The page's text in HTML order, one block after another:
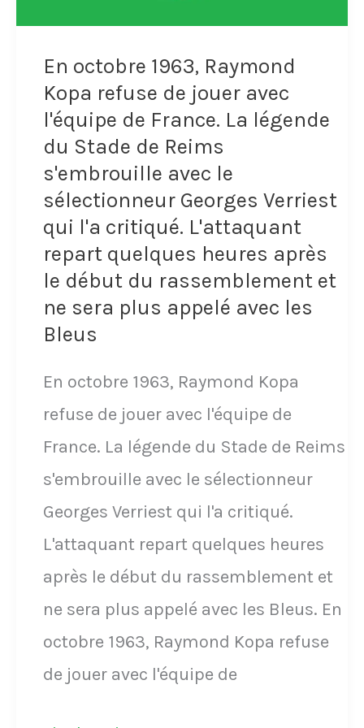
une
blague
aux
joueurs
de
l'équipe
de
France
En octobre 1963, Raymond
Kopa refuse de jouer avec
l'équipe de France. La légende
du Stade de Reims
s'embrouille avec le
sélectionneur Georges Verriest
qui l'a critiqué. L'attaquant
repart quelques heures après
le début du rassemblement et
ne sera plus appelé avec les
Bleus
En octobre 1963, Raymond Kopa
refuse de jouer avec l'équipe de
France. La légende du Stade de Reims
s'embrouille avec le sélectionneur
Georges Verriest qui l'a critiqué.
L'attaquant repart quelques heures
après le début du rassemblement et
ne sera plus appelé avec les Bleus. En
octobre 1963, Raymond Kopa refuse
de jouer avec l'équipe de